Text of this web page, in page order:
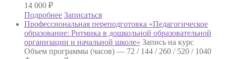
14 000 ₽
Подробнее Записаться
Профессиональная переподготовка «Педагогическое
образование: Ритмика в дошкольной образовательной
организации и начальной школе» Запись на курс
Объем программы (часов) — 72 / 144 / 260 / 520 / 1040